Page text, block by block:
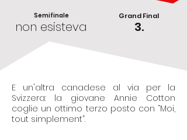
Semifinale
non esisteva
Grand Final
3.
E un'altra canadese al via per la
Svizzera: la giovane Annie Cotton
coglie un ottimo terzo posto con “Moi,
tout simplement”.